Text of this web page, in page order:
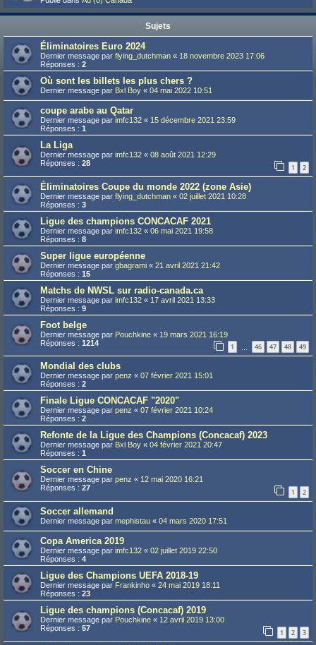
Sujets
Éliminatoires Euro 2024
Dernier message par flying_dutchman « 18 novembre 2023 17:06
Réponses : 2
Où sont les billets les plus chers ?
Dernier message par Bxl Boy « 04 mai 2022 10:51
coupe arabe au Qatar
Dernier message par imfc132 « 15 décembre 2021 23:59
Réponses : 1
La Liga
Dernier message par imfc132 « 08 août 2021 12:29
Réponses : 28 1 2
Éliminatoires Coupe du monde 2022 (zone Asie)
Dernier message par flying_dutchman « 02 juillet 2021 10:28
Réponses : 3
Ligue des champions CONCACAF 2021
Dernier message par imfc132 « 06 mai 2021 19:58
Réponses : 8
Super ligue européenne
Dernier message par gbagrami « 21 avril 2021 21:42
Réponses : 15
Matchs de NWSL sur radio-canada.ca
Dernier message par imfc132 « 17 avril 2021 13:33
Réponses : 9
Foot belge
Dernier message par Pouchkine « 19 mars 2021 16:19
Réponses : 1214 1 46 47 48 49
Mondial des clubs
Dernier message par penz « 07 février 2021 15:01
Réponses : 2
Finale Ligue CONCACAF "2020"
Dernier message par penz « 07 février 2021 10:24
Réponses : 2
Refonte de la Ligue des Champions (Concacaf) 2023
Dernier message par Bxl Boy « 04 février 2021 20:47
Réponses : 1
Soccer en Chine
Dernier message par penz « 12 mai 2020 16:21
Réponses : 27 1 2
Soccer allemand
Dernier message par mephistau « 04 mars 2020 17:51
Copa America 2019
Dernier message par imfc132 « 02 juillet 2019 22:50
Réponses : 4
Ligue des Champions UEFA 2018-19
Dernier message par Frankinho « 24 mai 2019 18:11
Réponses : 23
Ligue des champions (Concacaf) 2019
Dernier message par Pouchkine « 12 avril 2019 13:00
Réponses : 57 1 2 3